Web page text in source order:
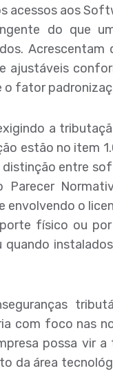
acessos aos
do que
o fator
a
estão no item
entre
Parecer
envolvendo o
físico ou
com foco nas
possa vir
da área